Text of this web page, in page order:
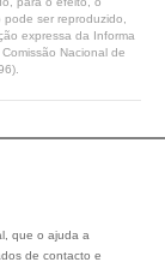
ser reproduzido,
expressa da Informa
Nacional de
que o ajuda a
de contacto e